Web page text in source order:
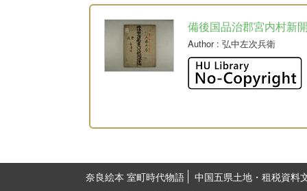
備後国品治郡宮内村新
Author: 弘中左次兵衛
奈良絵本 室町時代物語
中国五県土地・租税資料